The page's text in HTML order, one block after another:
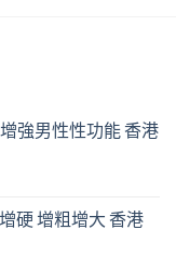
強男性性功能 香港
硬 增粗增大 香港